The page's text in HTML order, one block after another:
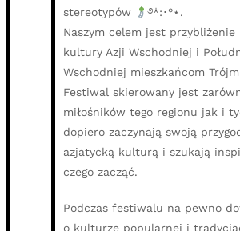
stereotypów
࿔*:･°⋆.
Naszym celem jest przybliżenie
kultury Azji Wschodniej i
Wschodniej mieszkańcom
Festiwal skierowany jest
miłośników tego regionu jak i
dopiero zaczynają swoją
azjatycką kulturą i szukają
czego zacząć.
Podczas festiwalu na pewno
o kulturze popularnej i